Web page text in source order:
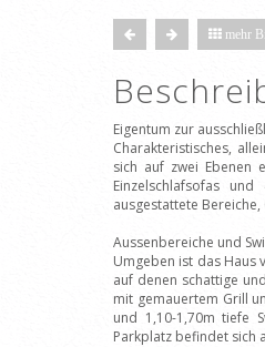
mehr
Eigentum zur
Charakteristisches,
sich auf zwei Ebenen
Einzelschlafsofas
ausgestattete
Aussenbereiche und
Umgeben ist das Haus
auf denen schattige
mit gemauertem Grill
und 1,10-1,70m tiefe
Parkplatz befindet sich